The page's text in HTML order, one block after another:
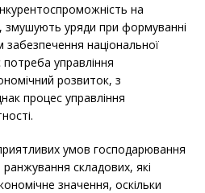
на
змушують уряди при формуванні
національної
управління
розвиток, з
процес управління
умов господарювання
ранжування складових, які
значення, оскільки